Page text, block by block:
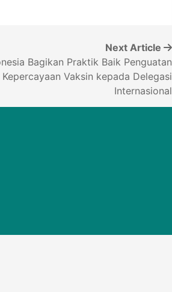
Next Article
Bagikan Praktik Baik Penguatan
Kepercayaan Vaksin kepada Delegasi
Internasional